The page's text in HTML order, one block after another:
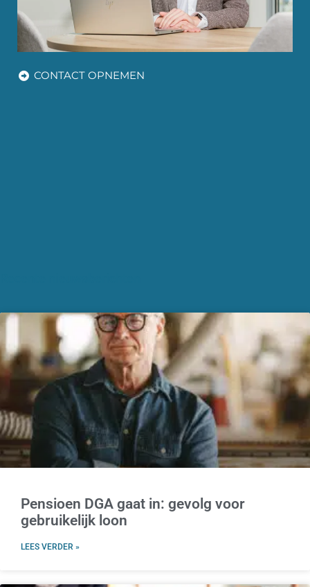
CONTACT OPNEMEN
Pensioen DGA gaat in: gevolg voor
gebruikelijk loon
LEES VERDER »